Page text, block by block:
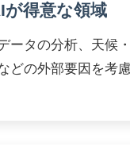
が得意な領域
ータの分析、天候
どの外部要因を考